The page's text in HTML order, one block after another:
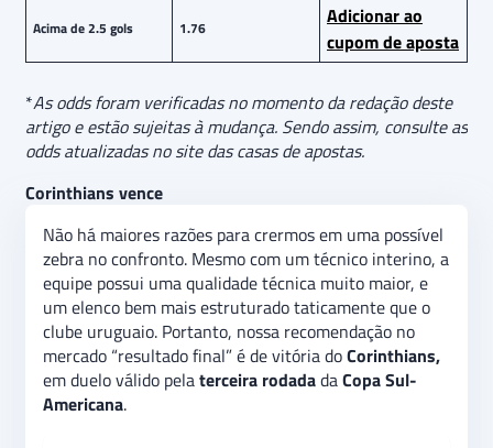
Acima de 2.5 gols 1.76
Adicionar ao
cupom de aposta
*As odds foram verificadas no momento da redação deste
artigo e estão sujeitas à mudança. Sendo assim, consulte as
odds atualizadas no site das casas de apostas.
Corinthians vence
Não há maiores razões para crermos em uma possível
zebra no confronto. Mesmo com um técnico interino, a
equipe possui uma qualidade técnica muito maior, e
um elenco bem mais estruturado taticamente que o
clube uruguaio. Portanto, nossa recomendação no
mercado “resultado final” é de vitória doCorinthians,
em duelo válido pelaterceira rodadadaCopa Sul-
Americana.